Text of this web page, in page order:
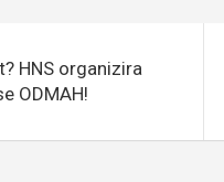
HNS organizira
ODMAH!